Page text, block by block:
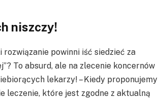
niszczy!
powinni iść siedzieć za
To absurd, ale na zlecenie koncernów
lekarzy! – Kiedy proponujemy
leczenie, które jest zgodne z aktualną